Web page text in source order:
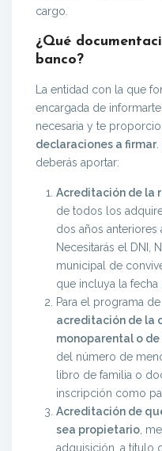
cargo.
¿Qué
banco?
La entidad con la que
encargada de
necesaria y te
declaraciones a firmar.
deberás aportar:
Acreditación de la
de todos los
dos años
Necesitarás el DNI,
municipal de
que incluya la
Para el programa
acreditación de la
monoparental o
del número de
libro de familia o
inscripción como
Acreditación de
sea propietario,
adquisición, a título